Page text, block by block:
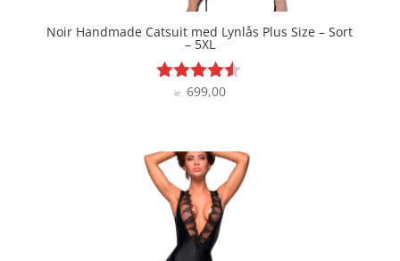
Noir Handmade Catsuit med Lynlås Plus Size – Sort
– 5XL
Vurderet
kr.699,00